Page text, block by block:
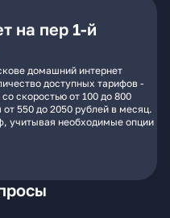
на пер 1-й
домашний интернет
доступных тарифов -
скоростью от 100 до 800
550 до 2050 рублей в месяц.
учитывая необходимые опции